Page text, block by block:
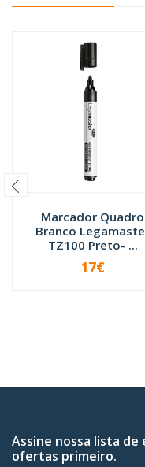
Marcador Quadro
Branco
TZ100 Preto- ...
+
17€
Assine nossa lista
ofertas primeiro.